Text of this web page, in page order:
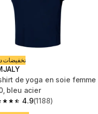
تخفيضات
de yoga en soie femme
bleu acier
4.9
out of 5 stars from 1188
(1188)